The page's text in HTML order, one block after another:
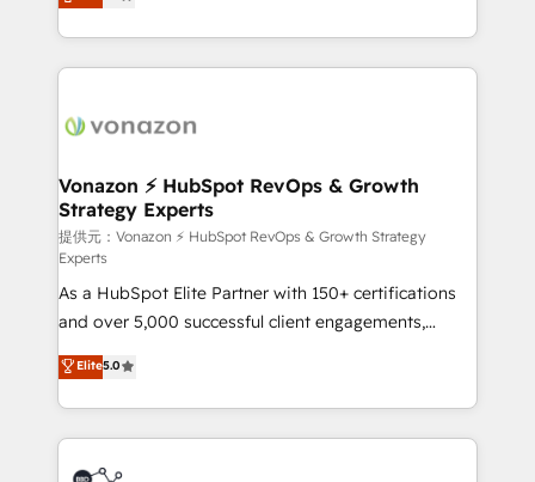
l'intégration CRM et le développement des revenus
auprès de vos comptes existants. En France et à
l'international, nous travaillons avec des ETI
delà d’une simple transformation digitale et des
➤ L’intégration de CRM et de méthodologie RevOps
pour aligner les équipes marketing, commerciales et
support client (data migration, synchronisation API,
audit et maintenance) ➤ La création de sites internet
de conversion qui transforment les visiteurs en
opportunités d'affaires ➤ La mise en place de
stratégies d'acquisition marketing (SEO, SEA,
inbound, automatisation marketing, ABM, IA,
emailing) Informations clés : - 10 ans d'expérience -
100+ intégrations CRM HubSpot réussies - 40
experts conseil - 150 certifications HubSpot
Vonazon ⚡ HubSpot RevOps & Growth
Strategy Experts
提供元：Vonazon ⚡ HubSpot RevOps & Growth Strategy
Experts
As a HubSpot Elite Partner with 150+ certifications
and over 5,000 successful client engagements,
Vonazon turns marketing complexity into
measurable, scalable growth. From onboarding to
enterprise-grade campaigns, our in-house team
builds scalable strategies that drive long-term
revenue. ⚙️ HubSpot Integration & Optimization •
Elite5.0